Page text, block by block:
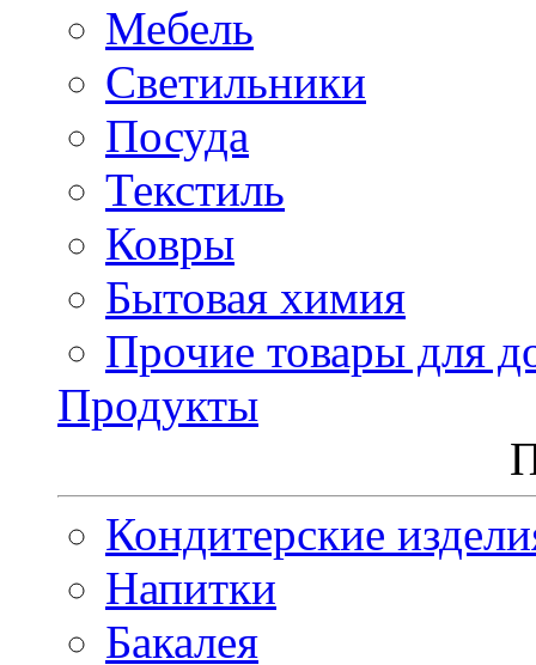
Мебель
Светильники
Посуда
Текстиль
Ковры
Бытовая химия
Прочие товары для
Продукты
Кондитерские
Напитки
Бакалея